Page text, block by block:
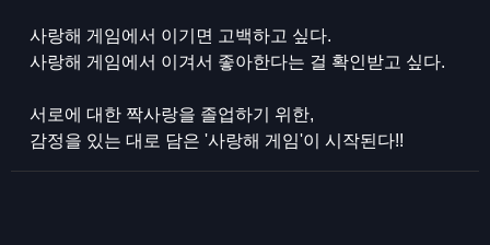
사랑해 게임에서 이기면 고백하고 싶다.
사랑해 게임에서 이겨서 좋아한다는 걸 확인받고 싶다.
서로에 대한 짝사랑을 졸업하기 위한,
감정을 있는 대로 담은 '사랑해 게임'이 시작된다!!